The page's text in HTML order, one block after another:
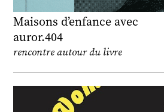
Maisons d’enfance avec
auror.404
rencontre autour du livre